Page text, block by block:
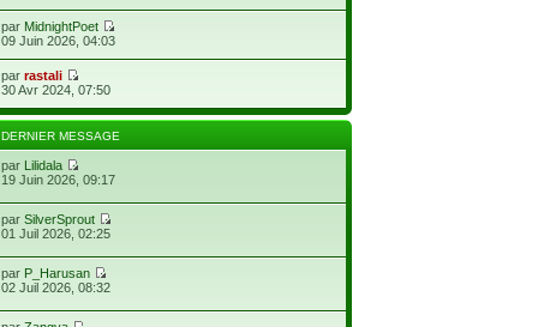
par MidnightPoet
09 Juin 2026, 04:03
parrastali
30 Avr 2024, 07:50
DERNIER MESSAGE
par Lilidala
19 Juin 2026, 09:17
parSilverSprout
01 Juil 2026, 02:25
par P_Harusan
02 Juil 2026, 08:32